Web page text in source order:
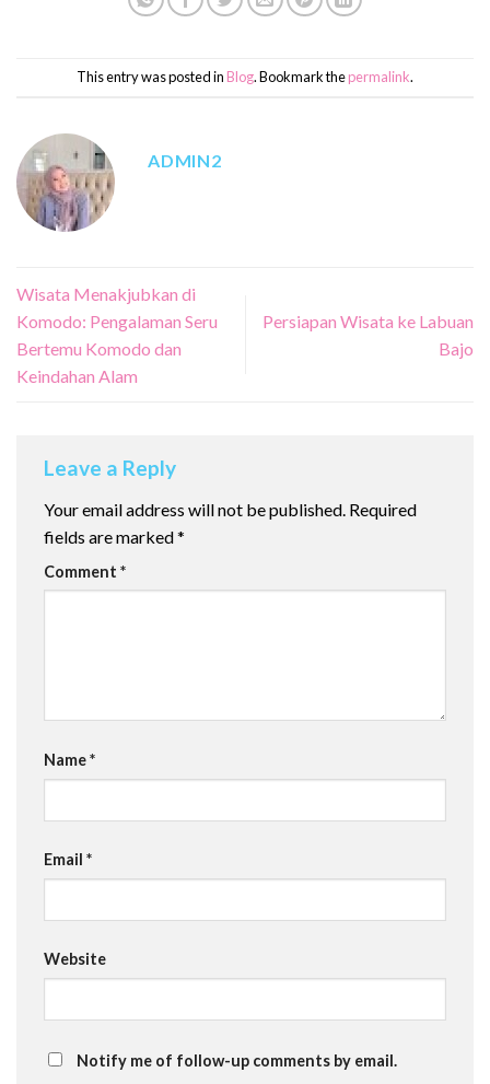
This entry was posted in Blog. Bookmark thepermalink.
ADMIN2
Wisata Menakjubkan di
Komodo: Pengalaman Seru
Bertemu Komodo dan
Keindahan Alam
Persiapan Wisata ke Labuan
Bajo
Leave a Reply
Your email address will not be published. Required
fields are marked*
Comment *
Name*
Email *
Website
Notify me of follow-up comments by email.